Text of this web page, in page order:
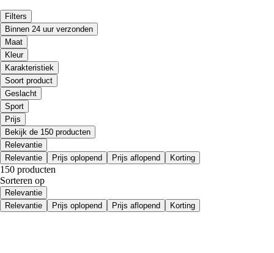
Filters
Binnen 24 uur verzonden
Maat
Kleur
Karakteristiek
Soort product
Geslacht
Sport
Prijs
Bekijk de 150 producten
Relevantie
Relevantie
Prijs oplopend Prijs aflopend Korting
150 producten
Sorteren op
Relevantie
Relevantie
Prijs oplopend Prijs aflopend Korting